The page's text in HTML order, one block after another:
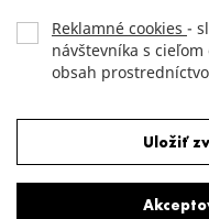
Reklamné cookies -
návštevníka s
obsah
Uložiť